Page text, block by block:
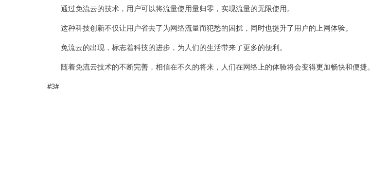
通过免流云的技术，用户可以将流量使用量归零，实现流量的无限使用。
这种科技创新不仅让用户省去了为网络流量而犯愁的困扰，同时也提升了用户的上网体验。
免流云的出现，标志着科技的进步，为人们的生活带来了更多的便利。
随着免流云技术的不断完善，相信在不久的将来，人们在网络上的体验将会变得更加畅快和便捷。
#3#